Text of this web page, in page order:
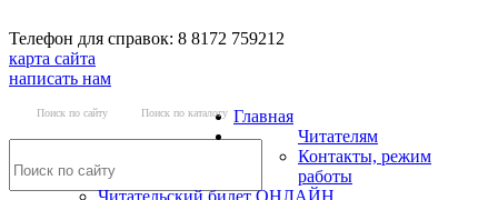
Телефон для справок: 8 8172 759212
карта сайта
написать нам
Поиск по сайту Поиск по каталогу Главная
Читателям
Контакты, режим
работы
Читательский билет ОНЛАЙН